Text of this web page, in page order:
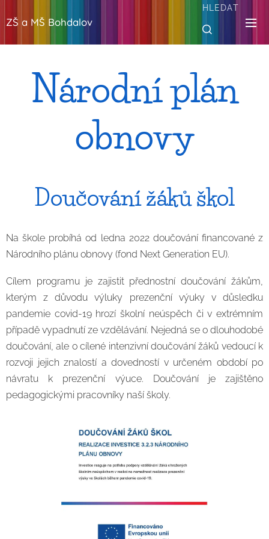
ZŠ a MŠ Bohdalov
HLEDAT
Národní plán
obnovy
Doučování žáků škol
Na škole probíhá od ledna 2022 doučování financované z
Národního plánu obnovy (fond Next Generation EU).
Cílem programu je zajistit přednostní doučování žákům,
kterým z důvodu výluky prezenční výuky v důsledku
pandemie covid-19 hrozí školní neúspěch či v extrémním
případě vypadnutí ze vzdělávání. Nejedná se o dlouhodobé
doučování, ale o cílené intenzivní doučování žáků vedoucí k
rozvoji jejich znalostí a dovedností v určeném období po
návratu k prezenční výuce. Doučování je zajištěno
pedagogickými pracovníky naší školy.